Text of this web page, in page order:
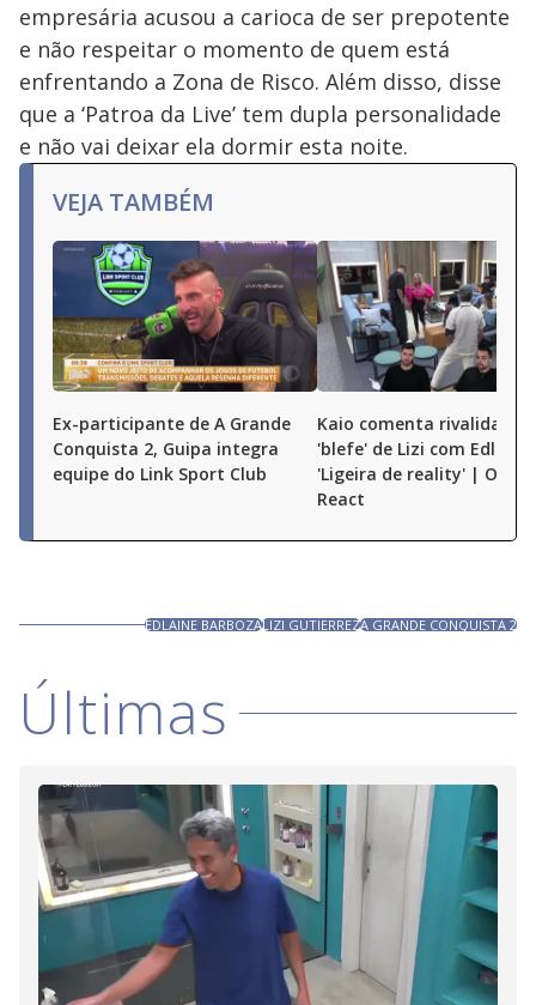
empresária acusou a carioca de ser prepotente
e não respeitar o momento de quem está
enfrentando a Zona de Risco. Além disso, disse
que a ‘Patroa da Live’ tem dupla personalidade
e não vai deixar ela dormir esta noite.
VEJA TAMBÉM
Ex-participante de A Grande
Conquista 2, Guipa integra
equipe do Link Sport Club
Kaio comenta rivalidade e
'blefe' de Lizi com Edlaine:
'Ligeira de reality' | O
React
EDLAINE BARBOZALIZI GUTIERREZA GRANDE CONQUISTA 2
Últimas